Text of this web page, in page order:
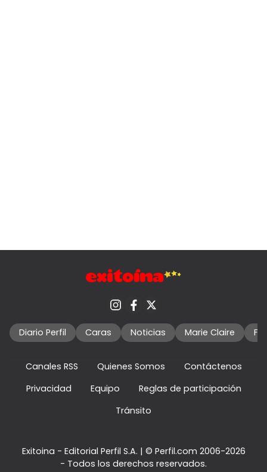
Diario Perfil Caras Noticias Marie Claire
Canales RSS Quienes Somos
Contáctenos
Privacidad
Equipo
Reglas de participación
Tránsito
Exitoina - Editorial Perfil S.A. | © Perfil.com 2006-2026
- Todos los derechos reservados.